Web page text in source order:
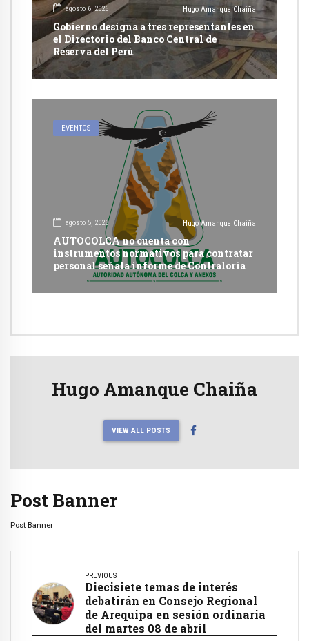
agosto 6, 2026 Hugo Amanque Chaiña
Gobierno designa a tres representantes en
el Directorio del Banco Central de
Reserva del Perú
EVENTOS
agosto 5, 2026 Hugo Amanque Chaiña
AUTOCOLCA no cuenta con
instrumentos normativos para contratar
personal señala informe de Contraloría
Hugo Amanque Chaiña
VIEW ALL POSTS
Post Banner
Post Banner
PREVIOUS
Diecisiete temas de interés
debatirán en Consejo Regional
de Arequipa en sesión ordinaria
del martes 08 de abril